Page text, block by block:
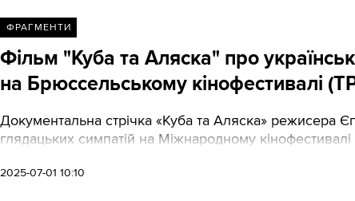
ФРАГМЕНТИ
Фільм "Куба та Аляска" про
на Брюссельському кінофестивалі
Документальна стрічка «Куба та Аляска» режисера
глядацьких симпатій на Міжнародному кінофестивалі
2025-07-01 10:10